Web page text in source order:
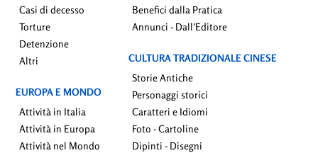
Casi di decesso
Torture
Detenzione
Altri
EUROPA E MONDO
Attività in Italia
Attività in Europa
Attività nel Mondo
Benefici dalla Pratica
Annunci - Dall'Editore
CULTURA TRADIZIONALE CINESE
Storie Antiche
Personaggi storici
Caratteri e Idiomi
Foto - Cartoline
Dipinti - Disegni